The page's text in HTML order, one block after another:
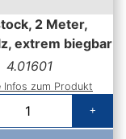
2 Meter,
extrem biegbar
4.01601
Infos zum Produkt
+